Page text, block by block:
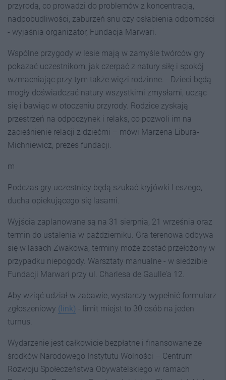
przyrodą, co prowadzi do problemów z koncentracją,
nadpobudliwości, zaburzeń snu czy osłabienia odporności
- wyjaśnia organizator, Fundacja Marwari.
Wspólne przygody w lesie mają w zamyśle twórców gry
pokazać uczestnikom, jak czerpać z natury siłę i spokój
wzmacniając przy tym także więzi rodzinne. - Dzieci będą
mogły doświadczać natury wszystkimi zmysłami, ucząc
się i bawiąc w otoczeniu przyrody. Rodzice zyskają
przestrzeń na odpoczynek i relaks, co pozwoli im na
zacieśnienie relacji z dziećmi – mówi Marzena Libura-
Michniewicz, prezes fundacji.
m
Podczas gry uczestnicy będą szukać kryjówki Leszego,
ducha opiekującego się lasami.
Wyjścia zaplanowane są na 31 sierpnia, 21 września oraz
termin do ustalenia w październiku. Gra terenowa odbywa
się w lasach Żwakowa; terminy może zostać przełożony w
przypadku niepogody. Warsztaty manualne - w siedzibie
Fundacji Marwari przy ul. Charlesa de Gaulle’a 12.
Aby wziąć udział w zabawie, wystarczy wypełnić formularz
zgłoszeniowy (link) - limit miejst to 30 osób na jeden
turnus.
Wydarzenie jest całkowicie bezpłatne i finansowane ze
środków Narodowego Instytutu Wolności – Centrum
Rozwoju Społeczeństwa Obywatelskiego w ramach